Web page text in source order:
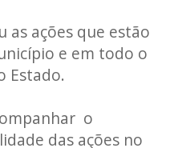
as ações que estão
e em todo o
Estado.
o
das ações no